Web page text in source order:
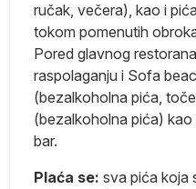
ručak, večera), kao i
tokom pomenutih
Pored glavnog
raspolaganju i Sofa
(bezalkoholna pića,
(bezalkoholna pića)
bar.
Plaća se: sva pića koja